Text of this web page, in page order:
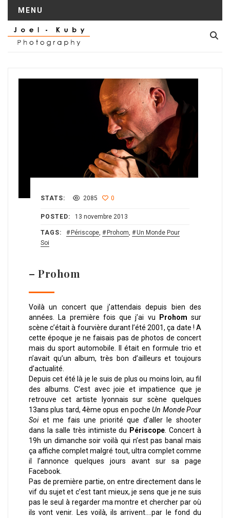
MENU
STATS: 2085 0
POSTED: 13 novembre 2013
TAGS: Périscope, Prohom,
Un Monde Pour
Soi
– Prohom
Voilà un concert que j’attendais depuis bien des
années. La première fois que j’ai vu
Prohom sur
scène c’était à fourvière durant l’été 2001, ça date ! A
cette époque je ne faisais pas de photos de concert
mais du sport automobile. Il était en formule trio et
n’avait qu’un album, très bon d’ailleurs et toujours
d’actualité.
Depuis cet été là je le suis de plus ou moins loin, au fil
des albums. C’est avec joie et impatience que je
retrouve cet artiste lyonnais sur scène quelques
13ans plus tard, 4ème opus en pocheUn Monde Pour
Soiet me fais une priorité que d’aller le shooter
dans la salle très intimiste du Périscope. Concert à
19h un dimanche soir voilà qui n’est pas banal mais
ça affiche complet malgré tout, ultra complet comme
il l’annonce quelques jours avant sur sa page
Facebook.
Pas de première partie, on entre directement dans le
vif du sujet et c’est tant mieux, je sens que je ne suis
pas le seul à regarder ma montre et chercher par où
ils vont venir. Les voilà, ils arrivent….par le fond du